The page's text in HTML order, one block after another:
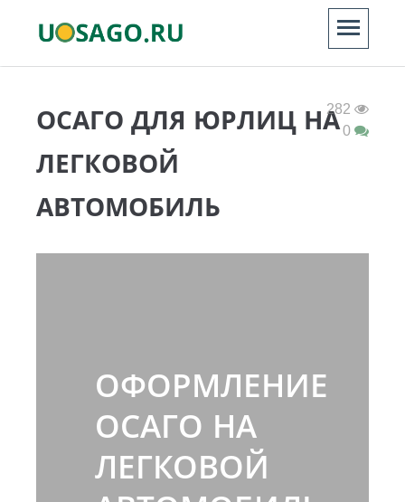
ОСАГО ДЛЯ ЮРЛИЦ НА
ЛЕГКОВОЙ
АВТОМОБИЛЬ
282
0
ОФОРМЛЕНИЕ
ОСАГО НА
ЛЕГКОВОЙ